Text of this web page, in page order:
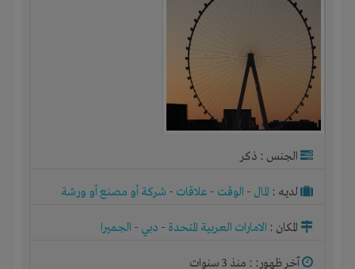
الجنس : ذكر
لديـه : المال - الوقت - علاقات - شركة أو مصنع أو ورشة
المكان : الامارات العربية المتحدة - دبي - الجميرا
آخر ظهور: : منذ 3 سنوات